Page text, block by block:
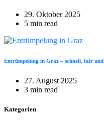
29. Oktober 2025
5 min read
Entrümpelung in Graz – schnell, fair und
27. August 2025
3 min read
Kategorien